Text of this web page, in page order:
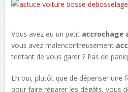
Vous avez eu un petit accrochage
vous avez malencontreusement
tentant de vous garer ? Pas de
Eh oui, plutôt que de dépenser une
pour faire réparer les dégâts, vous